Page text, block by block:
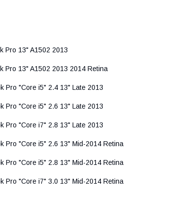
Pro 13" A1502 2013
Pro 13" A1502 2013 2014 Retina
Pro "Core i5" 2.4 13" Late 2013
Pro "Core i5" 2.6 13" Late 2013
Pro "Core i7" 2.8 13" Late 2013
Pro "Core i5" 2.6 13" Mid-2014 Retina
Pro "Core i5" 2.8 13" Mid-2014 Retina
Pro "Core i7" 3.0 13" Mid-2014 Retina